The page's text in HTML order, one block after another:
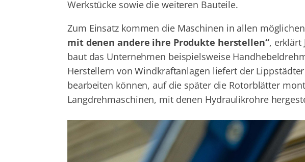
Werkstücke sowie die weiteren Bauteile.
Zum Einsatz kommen die Maschinen in allen
mit denen andere ihre Produkte herstellen“, erklärt
baut das Unternehmen beispielsweise
Herstellern von Windkraftanlagen liefert der
bearbeiten können, auf die später die Rotorblätter
Langdrehmaschinen, mit denen Hydraulikrohre